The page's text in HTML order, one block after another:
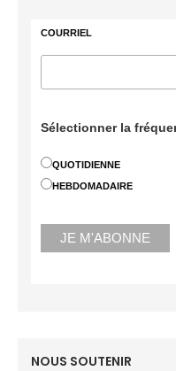
COURRIEL
Sélectionner la
QUOTIDIENNE
HEBDOMADAIRE
NOUS SOUTENIR